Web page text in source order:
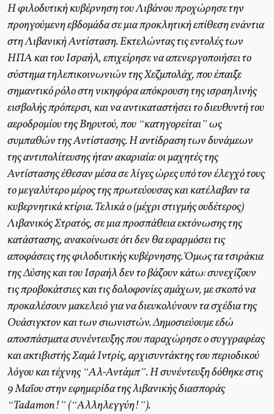
Η φιλοδυτική κυβέρνηση του Λιβάνου προχώρησε την
προηγούμενη εβδομάδα σε μια προκλητική επίθεση ενάντια
στη Λιβανική Αντίσταση. Εκτελώντας τις εντολές των
ΗΠΑ και του Ισραήλ, επιχείρησε να απενεργοποιήσει το
σύστημα τηλεπικοινωνιών της Χεζμπολάχ, που έπαιξε
σημαντικό ρόλο στη νικηφόρα απόκρουση της ισραηλινής
εισβολής πρόπερσι, και να αντικαταστήσει το διευθυντή του
αεροδρομίου της Βηρυτού, που “κατηγορείται” ως
συμπαθών της Αντίστασης. Η αντίδραση των δυνάμεων
της αντιπολίτευσης ήταν ακαριαία: οι μαχητές της
Αντίστασης έθεσαν μέσα σε λίγες ώρες υπό τον έλεγχό τους
το μεγαλύτερο μέρος της πρωτεύουσας και κατέλαβαν τα
κυβερνητικά κτίρια. Τελικά ο (μέχρι στιγμής ουδέτερος)
Λιβανικός Στρατός, σε μια προσπάθεια εκτόνωσης της
κατάστασης, ανακοίνωσε ότι δεν θα εφαρμόσει τις
αποφάσεις της φιλοδυτικής κυβέρνησης. Όμως τα τσιράκια
της Δύσης και του Ισραήλ δεν το βάζουν κάτω: συνεχίζουν
τις προβοκάτσιες και τις δολοφονίες αμάχων, με σκοπό να
προκαλέσουν μακελειό για να διευκολύνουν τα σχέδια της
Ουάσιγκτον και των σιωνιστών. Δημοσιεύουμε εδώ
αποσπάσματα συνέντευξης που παραχώρησε ο συγγραφέας
και ακτιβιστής Σαμά Ιντρίς, αρχισυντάκτης του περιοδικού
λόγου και τέχνης “Αλ-Αντάμπ”. Η συνέντευξη δόθηκε στις
9 Μαΐου στην εφημερίδα της λιβανικής διασποράς
“Tadamon!” (“Αλληλεγγύη!”).